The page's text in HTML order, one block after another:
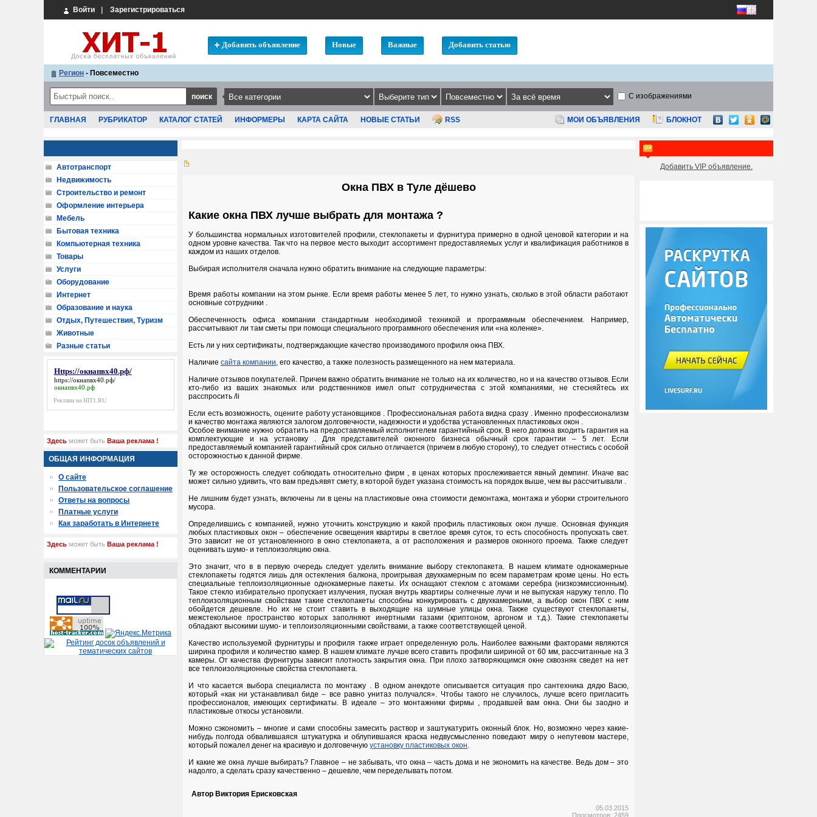
Войти Зарегистрироваться
Добавить объявление Новые Важные Добавить статью
Регион - Повсеместно
С изображениями
ГЛАВНАЯ РУБРИКАТОР КАТАЛОГ СТАТЕЙ ИНФОРМЕРЫ КАРТА САЙТА НОВЫЕ СТАТЬИ RSS МОИ ОБЪЯВЛЕНИЯ БЛОКНОТ
Окна ПВХ в Туле дёшево
Какие окна ПВХ лучше выбрать для монтажа ?
У большинства нормальных изготовителей профили, стеклопакеты и фурнитура примерно в одной ценовой категории и на
одном уровне качества. Так что на первое место выходит ассортимент предоставляемых услуг и квалификация работников в
каждом из наших отделов.
Выбирая исполнителя сначала нужно обратить внимание на следующие параметры:
Время работы компании на этом рынке. Если время работы менее 5 лет, то нужно узнать, сколько в этой области работают
основные сотрудники .
Обеспеченность офиса компании стандартным необходимой техникой и программным обеспечением. Например,
рассчитывают ли там сметы при помощи специального программного обеспечения или «на коленке».
Есть ли у них сертификаты, подтверждающие качество производимого профиля окна ПВХ.
Наличие сайта компании, его качество, а также полезность размещенного на нем материала.
Наличие отзывов покупателей. Причем важно обратить внимание не только на их количество, но и на качество отзывов. Если
кто-либо из ваших знакомых или родственников имел опыт сотрудничества с этой компаниями, не стесняйтесь их
расcпросить /li
Если есть возможность, оцените работу установщиков . Профессиональная работа видна сразу . Именно профессионализм
и качество монтажа являются залогом долговечности, надежности и удобства установленных пластиковых окон .
Особое внимание нужно обратить на предоставляемый исполнителем гарантийный срок. В него должна входить гарантия на
комплектующие и на установку . Для представителей оконного бизнеса обычный срок гарантии – 5 лет. Если
предоставляемый компанией гарантийный срок сильно отличается (причем в любую сторону), то следует отнестись с особой
осторожностью к данной фирме.
Ту же осторожность следует соблюдать относительно фирм , в ценах которых прослеживается явный демпинг. Иначе вас
может сильно удивить, что вам предъявят смету, в которой будет указана стоимость на порядок выше, чем вы рассчитывали .
Не лишним будет узнать, включены ли в цены на пластиковые окна стоимости демонтажа, монтажа и уборки строительного
мусора.
Определившись с компанией, нужно уточнить конструкцию и какой профиль пластиковых окон лучше. Основная функция
любых пластиковых окон – обеспечение освещения квартиры в светлое время суток, то есть способность пропускать свет.
Это зависит не от установленного в окно стеклопакета, а от расположения и размеров оконного проема. Также следует
оценивать шумо- и теплоизоляцию окна.
Это значит, что в в первую очередь следует уделить внимание выбору стеклопакета. В нашем климате однокамерные
стеклопакеты годятся лишь для остекления балкона, проигрывая двухкамерным по всем параметрам кроме цены. Но есть
специальные теплоизоляционные однокамерные пакеты. Их оснащают стеклом с атомами серебра (низкоэмиссионным).
Такое стекло избирательно пропускает излучения, пуская внутрь квартиры солнечные лучи и не выпуская наружу тепло. По
теплоизоляционным свойствам такие стеклопакеты способны конкурировать с двухкамерными, а выбор окон ПВХ с ним
обойдется дешевле. Но их не стоит ставить в выходящие на шумные улицы окна. Также существуют стеклопакеты,
межстекольное пространство которых заполняют инертными газами (криптоном, аргоном и т.д.). Такие стеклопакеты
обладают высокими шумо- и теплоизоляционными свойствами, а также соответствующей ценой.
Качество используемой фурнитуры и профиля также играет определенную роль. Наиболее важными факторами являются
ширина профиля и количество камер. В нашем климате лучше всего ставить профили шириной от 60 мм, рассчитанные на 3
камеры. От качества фурнитуры зависит плотность закрытия окна. При плохо затворяющимся окне сквозняк сведет на нет
все теплоизоляционные свойства стеклопакета.
И что касается выбора специалиста по монтажу . В одном анекдоте описывается ситуация про сантехника дядю Васю,
который «как ни устанавливал биде – все равно унитаз получался». Чтобы такого не случилось, лучше всего пригласить
профессионалов, имеющих сертификаты. В идеале – это монтажники фирмы , продавшей вам окна. Они бы заодно и
пластиковые откосы установили.
Можно сэкономить – многие и сами способны замесить раствор и заштукатурить оконный блок. Но, возможно через какие-
нибудь полгода обвалившаяся штукатурка и облупившаяся краска недвусмысленно поведают миру о непутевом мастере,
который пожалел денег на красивую и долговечную установку пластиковых окон.
И какие же окна лучше выбирать? Главное – не забывать, что окна – часть дома и не экономить на качестве. Ведь дом – это
надолго, а сделать сразу качественно – дешевле, чем переделывать потом.
Автор Виктория Ерисковская
05.03.2015
Просмотров: 2459
Автотранспорт
Недвижимость
Строительство и ремонт
Оформление интерьера
Мебель
Бытовая техника
Компьютерная техника
Товары
Услуги
Оборудование
Интернет
Образование и наука
Отдых, Путешествия, Туризм
Животные
Разные статьи
Https://окнапвх40.рф/
https://окнапвх40.рф/
окнапвх40.рф
Реклама на HIT1.RU
Здесь может быть Ваша реклама !
ОБЩАЯ ИНФОРМАЦИЯ
О сайте
Пользовательское соглашение
Ответы на вопросы
Платные услуги
Как заработать в Интернете
Здесь может быть Ваша реклама !
КОММЕНТАРИИ
Добавить VIP объявление.